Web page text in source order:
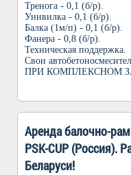
Тренога - 0,1 (б/р).
Унивилка - 0,1 (б/р).
Балка (1м/п) - 0,1 (б/р).
Фанера - 0,8 (б/р).
Техническая поддержка.
Свои
ПРИ КОМПЛЕКСНОМ
Аренда балочно-
PSK-CUP (Россия).
Беларуси!